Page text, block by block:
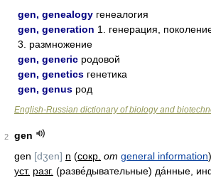
gen, genealogy генеалогия
gen, generation 1. генерация,
3. размножение
gen, generic родовой
gen, genetics генетика
gen, genus род
English-Russian dictionary of biology and
2
gen
gen [dʒen] n (сокр. от general information)
уст. разг. (разве́дывательные) да́нные,